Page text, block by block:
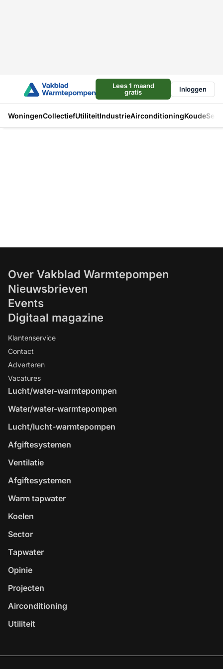
Lees 1 maand
gratis
Inloggen
WoningenCollectiefUtiliteitIndustrieAirconditioningKoude
Over Vakblad Warmtepompen
Nieuwsbrieven
Events
Digitaal magazine
Klantenservice
Contact
Adverteren
Vacatures
Lucht/water-warmtepompen
Water/water-warmtepompen
Lucht/lucht-warmtepompen
Afgiftesystemen
Ventilatie
Afgiftesystemen
Warm tapwater
Koelen
Sector
Tapwater
Opinie
Projecten
Airconditioning
Utiliteit